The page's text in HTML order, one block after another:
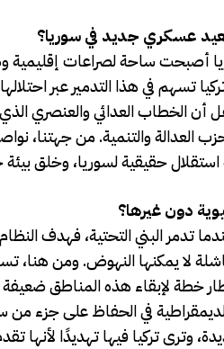
عسكري جديد في سوريا؟
ساحة لصراعات إقليمية
تسهم في هذا التدمير عبر
أن الخطاب العدائي والعنصري
العدالة والتنمية. من جهتنا،
استقلال حقيقية لسوريا، وخلق
دون غيرها؟
تدمر البني التحتية، فهدف
لا يمكنها النهوض. ومن هنا،
خطة لإبقاء هذه المناطق ضعيفة
في الحفاظ على جزء من
وترى تركيا فيها تهديدًا لأنها